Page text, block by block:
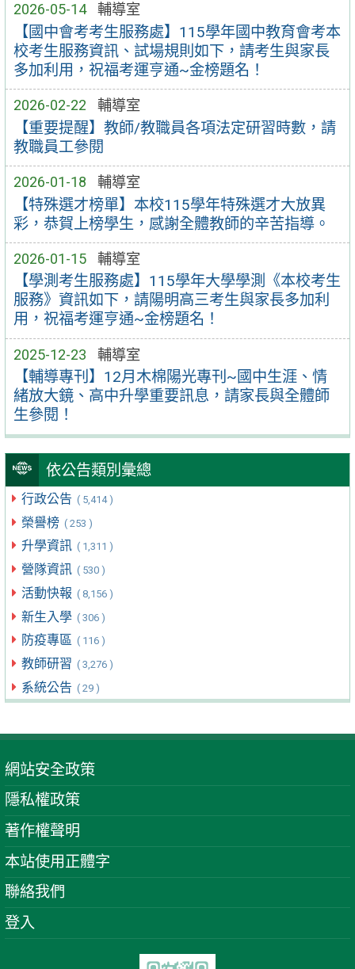
2026-05-14 輔導室
【國中會考考生服務處】115學年國中教育會考本
校考生服務資訊、試場規則如下，請考生與家長
多加利用，祝福考運亨通~金榜題名！
2026-02-22 輔導室
【重要提醒】教師/教職員各項法定研習時數，請
教職員工參閱
2026-01-18 輔導室
【特殊選才榜單】本校115學年特殊選才大放異
彩，恭賀上榜學生，感謝全體教師的辛苦指導。
2026-01-15 輔導室
【學測考生服務處】115學年大學學測《本校考生
服務》資訊如下，請陽明高三考生與家長多加利
用，祝福考運亨通~金榜題名！
2025-12-23 輔導室
【輔導專刊】12月木棉陽光專刊~國中生涯、情
緒放大鏡、高中升學重要訊息，請家長與全體師
生參閱！
依公告類別彙總
行政公告 ( 5,414 )
榮譽榜 ( 253 )
升學資訊 ( 1,311 )
營隊資訊 ( 530 )
活動快報 ( 8,156 )
新生入學 ( 306 )
防疫專區 ( 116 )
教師研習 ( 3,276 )
系統公告 ( 29 )
網站安全政策
隱私權政策
著作權聲明
本站使用正體字
聯絡我們
登入